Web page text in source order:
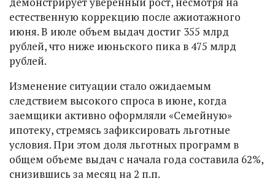
естественную коррекцию после ажиотажного
июня. В июле объем выдач достиг 355 млрд
рублей, что ниже июньского пика в 475 млрд
рублей.
Изменение ситуации стало ожидаемым
следствием высокого спроса в июне, когда
заемщики активно оформляли «Семейную»
ипотеку, стремясь зафиксировать льготные
условия. При этом доля льготных программ в
общем объеме выдач с начала года составила 62%,
снизившись за месяц на 2 п.п.